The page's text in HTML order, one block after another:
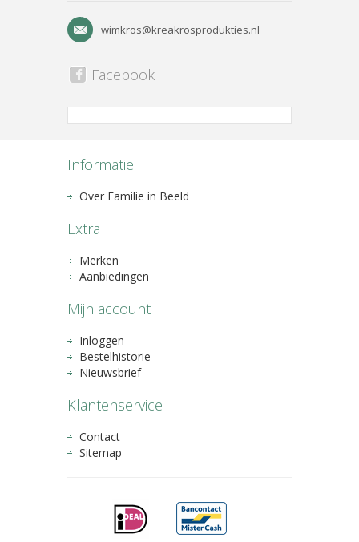
wimkros@kreakrosprodukties.nl
Facebook
Informatie
Over Familie in Beeld
Extra
Merken
Aanbiedingen
Mijn account
Inloggen
Bestelhistorie
Nieuwsbrief
Klantenservice
Contact
Sitemap